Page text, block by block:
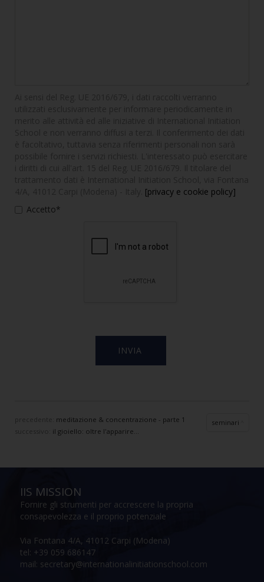
[privacy e cookie policy]
Accetto*
precedente: meditazione & concentrazione - parte 1
il gioiello: oltre l'apparire...
seminari
IIS MISSION
Fornire gli strumenti per accrescere la propria
consapevolezza e il proprio potenziale
Via Fontana 4/A, 41012 Carpi (Modena)
tel: +39 059 686147
mail: secretary@internationalinitiationschool.com